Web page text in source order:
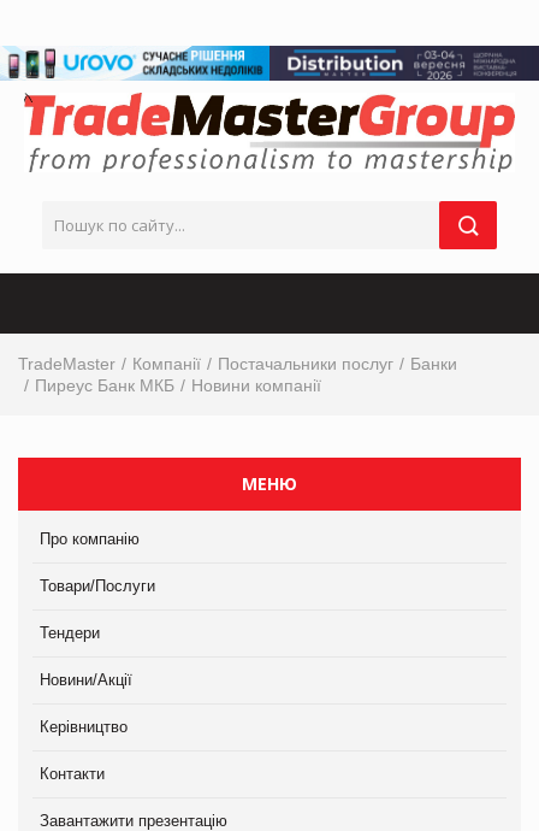
TradeMaster Компанії Постачальники послуг
Банки
Пиреус Банк МКБ
Новини компанії
МЕНЮ
Про компанію
Товари/Послуги
Тендери
Новини/Акції
Керівництво
Контакти
Завантажити презентацію